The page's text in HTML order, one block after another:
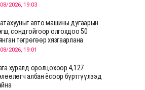
2026, 19:03
авто машины дугаарын
сондгойгоор олгохдоо 50
төгрөгөөр хязгаарлана
2026, 19:01
хуралд оролцохоор 4,127
албан ёсоор бүртгүүлээд